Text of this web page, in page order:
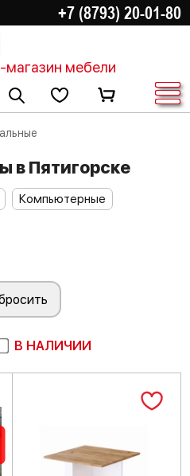
+7 (8793) 20-01-80
магазин мебели
в Пятигорске
Компьютерные
В НАЛИЧИИ